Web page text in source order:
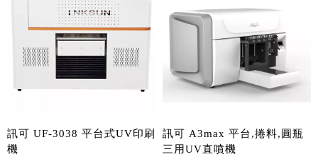
訊可 UF-3038 平台式UV印刷
機
訊可 A3max 平台,捲料,圓瓶
三用UV直噴機